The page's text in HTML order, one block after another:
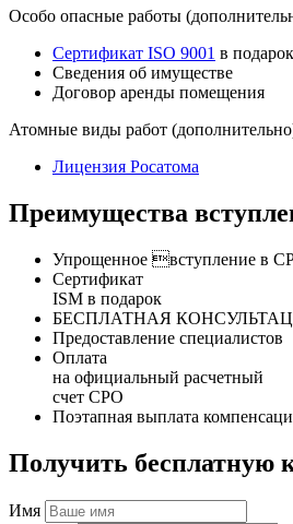
Особо опасные работы
Сертификат ISO 9001 в подарок
Сведения об имуществе
Договор аренды помещения
Атомные виды работ
Лицензия Росатома
Преимущества
Упрощенное вступление в
Сертификат
ISM в подарок
БЕСПЛАТНАЯ
Предоставление специалистов
Оплата
на официальный расчетный
счет СРО
Поэтапная выплата
Получить бесплатную
Имя